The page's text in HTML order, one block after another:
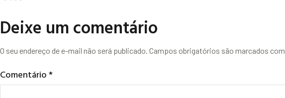
Deixe um comentário
O seu endereço de e-mail não será publicado. Campos obrigatórios são marcados com
Comentário*